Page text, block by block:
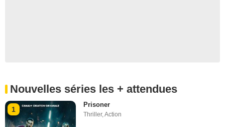
Nouvelles séries les + attendues
1
Prisoner
Thriller,Action